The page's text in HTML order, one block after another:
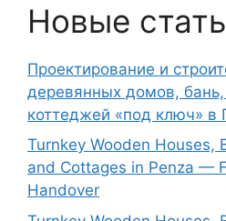
Новые
Проектирование и
деревянных домов,
коттеджей «под ключ» в
Turnkey Wooden Houses,
and Cottages in Penza —
Handover